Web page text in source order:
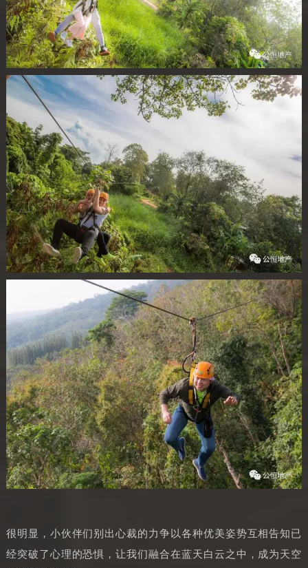
很明显，小伙伴们别出心裁的力争以各种优美姿势互相告知已
经突破了心理的恐惧，让我们融合在蓝天白云之中，成为天空